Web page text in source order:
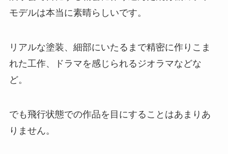
モデルは本当に素晴らしいです。
リアルな塗装、細部にいたるまで精密に作りこま
れた工作、ドラマを感じられるジオラマなどな
ど。
でも飛行状態での作品を目にすることはあまりあ
りません。